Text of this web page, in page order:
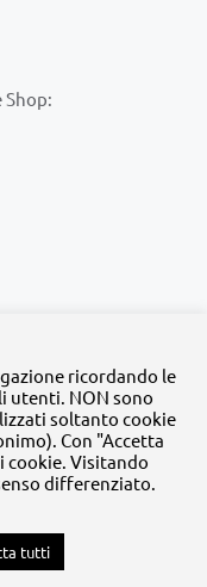
| MyFpm è un
Magnani
LinkedInYouTube
ricordando le
utenti. NON sono
soltanto cookie
Con "Accetta
cookie. Visitando
differenziato.
tutti